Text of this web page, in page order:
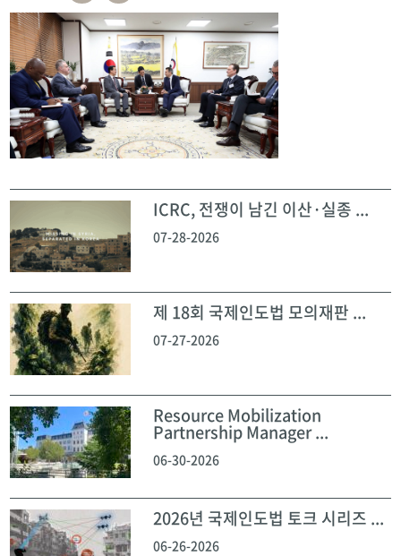
ICRC, 전쟁이 남긴 이산·실종 ...
07-28-2026
제 18회 국제인도법 모의재판 ...
07-27-2026
Resource Mobilization
Partnership Manager ...
06-30-2026
2026년 국제인도법 토크 시리즈 ...
06-26-2026